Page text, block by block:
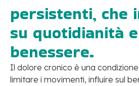
persistenti, che
su quotidianità e
benessere.
Il dolore cronico è una
limitare i movimenti, influire sul